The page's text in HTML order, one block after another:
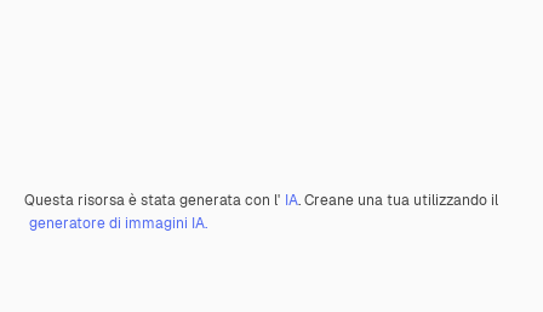
Questa risorsa è stata generata con l' IA. Creane una tua utilizzando il
generatore di immagini IA.